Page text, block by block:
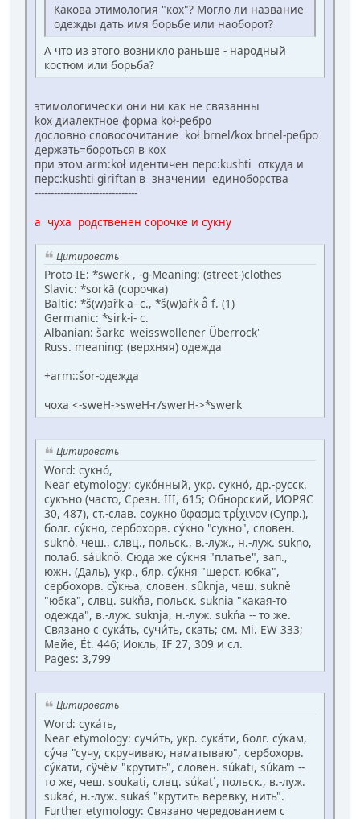
Какова этимология "кох"? Могло ли название
одежды дать имя борьбе или наоборот?
А что из этого возникло раньше - народный
костюм или борьба?
этимологически они ни как не связанны
kox диалектное форма koł-ребро
дословно словосочитание koł brnel/kox brnel-ребро
держать=бороться в кох
при этом arm:koł идентичен перс:kushti откуда и
перс:kushti giriftan в значении единоборства
--------------------------------
а чуха родственен сорочке и сукну
Цитировать
Proto-IE: *swerk-, -g-Meaning: (street-)clothes
Slavic: *sorkā (сорочка)
Baltic: *š(w)ar̃k-a- c., *š(w)ar̂k-ā̂ f. (1)
Germanic: *sirk-i- c.
Albanian: šarkɛ 'weisswollener Überrock'
Russ. meaning: (верхняя) одежда
+arm::šоr-oдежда
чоха <-sweH->sweH-r/swerH->*swerk
Цитировать
Word: сукно́,
Near etymology: суко́нный, укр. сукно́, др.-русск.
сукъно (часто, Срезн. III, 615; Обнорский, ИОРЯС
30, 487), ст.-слав. соукно ὕφασμα τρίχινον (Супр.),
болг. су́кно, сербохорв. су́кно "сукно", словен.
suknò, чеш., слвц., польск., в.-луж., н.-луж. sukno,
полаб. sáuknö. Сюда же су́кня "платье", зап.,
южн. (Даль), укр., блр. су́кня "шерст. юбка",
сербохорв. су̏кња, словен. sȗknja, чеш. sukně
"юбка", слвц. sukňa, польск. sukniа "какая-то
одежда", в.-луж. suknja, н.-луж. sukńа -- то же.
Связано с сука́ть, сучи́ть, скать; см. Мi. ЕW 333;
Мейе, Ét. 446; Иокль, IF 27, 309 и сл.
Pages: 3,799
Цитировать
Word: сука́ть,
Near etymology: сучи́ть, укр. сука́ти, болг. су́кам,
су́ча "сучу, скручиваю, наматываю", сербохорв.
су́кати, су̑че̑м "крутить", словен. súkati, súkam --
то же, чеш. soukati, слвц. súkаt᾽, польск., в.-луж.
sukać, н.-луж. sukaś "крутить веревку, нить".
Further etymology: Связано чередованием с